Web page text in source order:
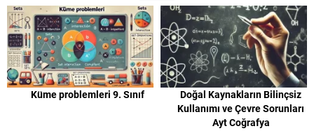
Küme problemleri 9. Sınıf
Doğal Kaynakların Bilinçsiz
Kullanımı ve Çevre Sorunları
Ayt Coğrafya